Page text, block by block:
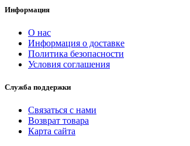
Информация
О нас
Информация о доставке
Политика безопасности
Условия соглашения
Служба поддержки
Связаться с нами
Возврат товара
Карта сайта